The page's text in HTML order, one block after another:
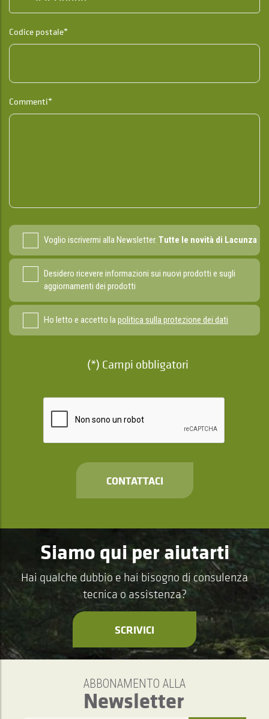
Codice postale*
Commenti*
Voglio iscrivermi alla Newsletter. Tutte le novità di Lacunza
Desidero ricevere informazioni sui nuovi prodotti e sugli
aggiornamenti dei prodotti
Ho letto e accetto lapolitica sulla protezione dei dati
(*) Campi obbligatori
CONTATTACI
Siamo qui per aiutarti
Hai qualche dubbio e hai bisogno di consulenza
tecnica o assistenza?
SCRIVICI
ABBONAMENTO ALLA
Newsletter